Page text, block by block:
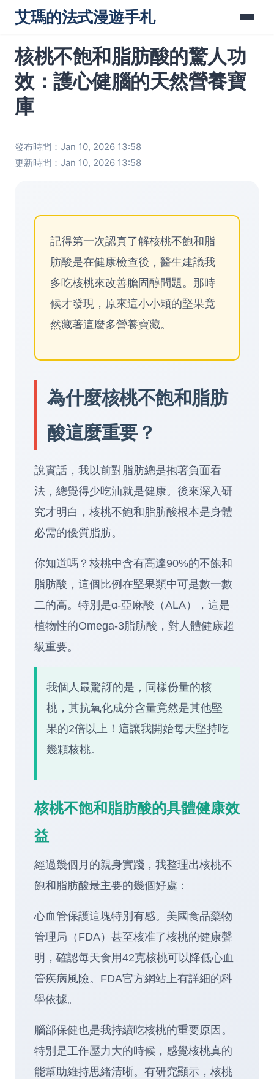
艾瑪的法式漫遊手札
核桃不飽和脂肪酸的驚人功
效：護心健腦的天然營養寶
庫
發布時間：Jan 10, 2026 13:58
更新時間：Jan 10, 2026 13:58
記得第一次認真了解核桃不飽和脂
肪酸是在健康檢查後，醫生建議我
多吃核桃來改善膽固醇問題。那時
候才發現，原來這小小顆的堅果竟
然藏著這麼多營養寶藏。
為什麼核桃不飽和脂肪
酸這麼重要？
說實話，我以前對脂肪總是抱著負面看
法，總覺得少吃油就是健康。後來深入研
究才明白，核桃不飽和脂肪酸根本是身體
必需的優質脂肪。
你知道嗎？核桃中含有高達90%的不飽和
脂肪酸，這個比例在堅果類中可是數一數
二的高。特別是α-亞麻酸（ALA），這是
植物性的Omega-3脂肪酸，對人體健康超
級重要。
我個人最驚訝的是，同樣份量的核
桃，其抗氧化成分含量竟然是其他堅
果的2倍以上！這讓我開始每天堅持吃
幾顆核桃。
核桃不飽和脂肪酸的具體健康效
益
經過幾個月的親身實踐，我整理出核桃不
飽和脂肪酸最主要的幾個好處：
心血管保護這塊特別有感。美國食品藥物
管理局（FDA）甚至核准了核桃的健康聲
明，確認每天食用42克核桃可以降低心血
管疾病風險。 FDA官方網站上有詳細的科
學依據。
腦部保健也是我持續吃核桃的重要原因。
特別是工作壓力大的時候，感覺核桃真的
能幫助維持思緒清晰。有研究顯示，核桃